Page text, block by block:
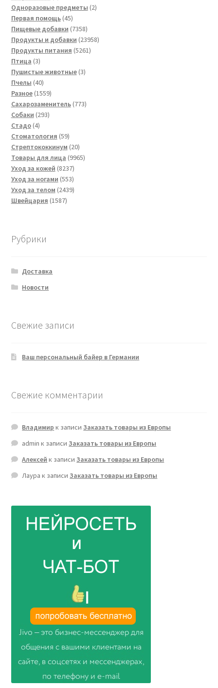
товара
Одноразовые предметы 22
Первая помощь 4545
товаров
Пищевые добавки 73587358
товаров
Продукты и добавки 2395823958
Продукты питания 52615261
Птица 33
товара
Пушистые животные 33
Пчелы 4040
товаров
Разное 15591559
товаров
Сахарозаменитель 773773
Собаки 293293
Стадо 44
товара
Стоматология 5959
товаров
Стрептококкинум 2020
товаров
Товары для лица 99659965
Уход за кожей 82378237
товаров
Уход за ногами 553553
товара
Уход за телом 24392439
Швейцария 15871587
Рубрики
Доставка
Новости
Свежие записи
Ваш персональный байер в Германии
Свежие комментарии
Владимир к записиЗаказать товары из Европы
admin к записиЗаказать товары из Европы
Алексей к записиЗаказать товары из Европы
Лаура к записиЗаказать товары из Европы